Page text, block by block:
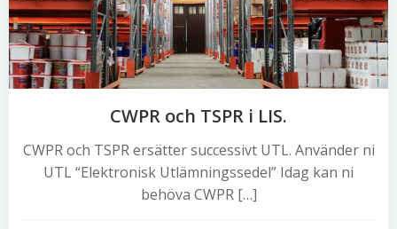
CWPR och TSPR i LIS.
CWPR och TSPR ersätter successivt UTL. Använder ni
UTL “Elektronisk Utlämningssedel” Idag kan ni
behöva CWPR […]